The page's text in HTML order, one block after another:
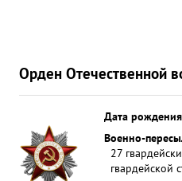
Орден Отечественной
Дата рождения
Военно-
27
гвардейской